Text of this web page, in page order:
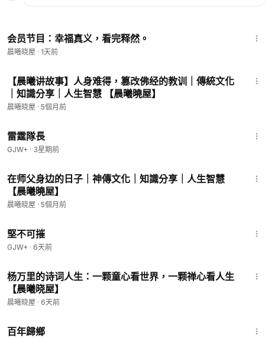
https://www.ganjingworld.com/s/zlQVxeARN6
會員專享
会员节目：幸福真义，看完释然。
晨曦晓屋 · 1天前
【晨曦讲故事】人身难得，篡改佛经的教训｜傳統文化
｜知識分享｜人生智慧 【晨曦曉屋】
晨曦晓屋 · 5個月前
雷霆隊長
GJW+ · 3星期前
在师父身边的日子｜神傳文化｜知識分享｜人生智慧
【晨曦曉屋】
晨曦晓屋 · 5個月前
堅不可摧
GJW+ · 6天前
杨万里的诗词人生：一颗童心看世界，一颗禅心看人生
【晨曦晓屋】
晨曦晓屋 · 6天前
百年歸鄉